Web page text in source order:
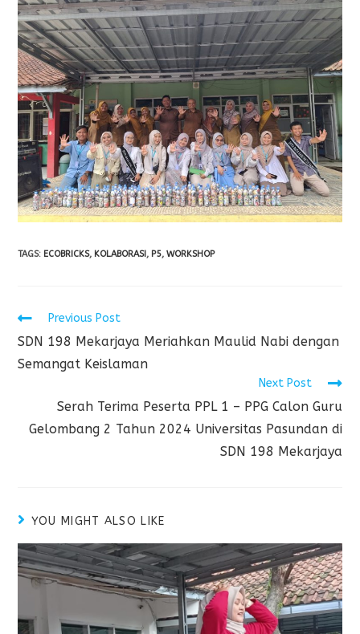
TAGS: ECOBRICKS, KOLABORASI , P5, WORKSHOP
Previous Post
SDN 198 Mekarjaya Meriahkan Maulid Nabi dengan
Semangat Keislaman
Next Post
Serah Terima Peserta PPL 1 – PPG Calon Guru
Gelombang 2 Tahun 2024 Universitas Pasundan di
SDN 198 Mekarjaya
YOU MIGHT ALSO LIKE